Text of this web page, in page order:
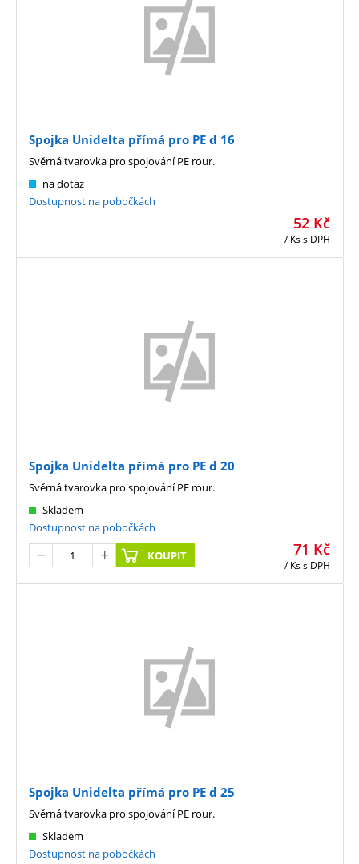
Spojka Unidelta přímá pro PE d 16
52 Kč
/ Kss DPH
na dotaz
Dostupnost na pobočkách
Svěrná tvarovka pro spojování PE rour.
Spojka Unidelta přímá pro PE d 20
71 Kč
/ Kss DPH
Skladem
Dostupnost na pobočkách
KOUPIT
Svěrná tvarovka pro spojování PE rour.
Spojka Unidelta přímá pro PE d 25
Skladem
Dostupnost na pobočkách
Svěrná tvarovka pro spojování PE rour.